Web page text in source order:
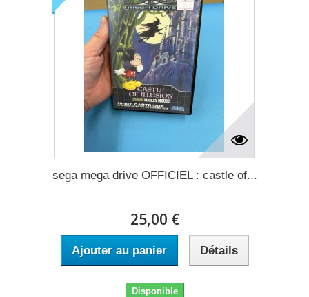
sega mega drive OFFICIEL : castle of...
25,00 €
Ajouter au panier Détails
Disponible